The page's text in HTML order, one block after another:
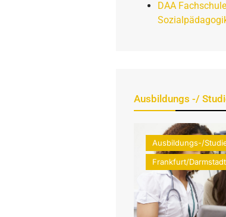
DAA
Ausbildungs -/
Ausbildungs-/
Frankfurt/